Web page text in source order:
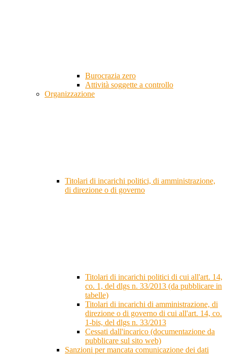
Burocrazia zero
Attività soggette a controllo
Organizzazione
Titolari di incarichi politici, di amministrazione,
di direzione o di governo
Titolari di incarichi politici di cui all'art. 14,
co. 1, del dlgs n. 33/2013 (da pubblicare in
tabelle)
Titolari di incarichi di amministrazione, di
direzione o di governo di cui all'art. 14, co.
1-bis, del dlgs n. 33/2013
Cessati dall'incarico (documentazione da
pubblicare sul sito web)
Sanzioni per mancata comunicazione dei dati